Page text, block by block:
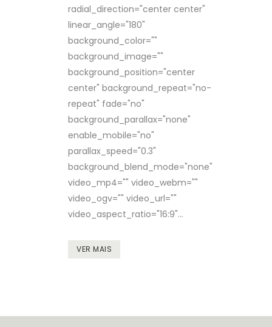
radial_direction="center center"
linear_angle="180"
background_color=""
background_image=""
background_position="center
center" background_repeat="no-
repeat" fade="no"
background_parallax="none"
enable_mobile="no"
parallax_speed="0.3"
background_blend_mode="none"
video_mp4="" video_webm=""
video_ogv="" video_url=""
video_aspect_ratio="16:9"...
VER MAIS